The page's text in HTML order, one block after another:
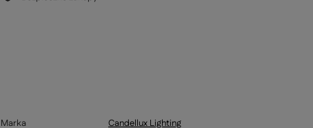
Marka
Candellux Lighting